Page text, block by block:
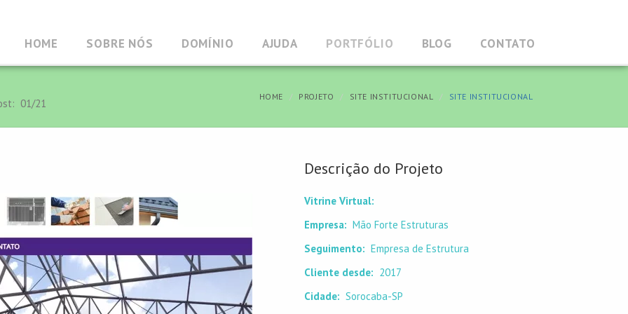
HOME SOBRE NÓS DOMÍNIO AJUDA PORTFÓLIO BLOG CONTATO
01/21
HOME PROJETO SITE INSTITUCIONAL SITE INSTITUCIONAL
Descrição do Projeto
Vitrine Virtual:
Empresa: Mão Forte Estruturas
Seguimento: Empresa de Estrutura
Cliente desde: 2017
Cidade: Sorocaba-SP